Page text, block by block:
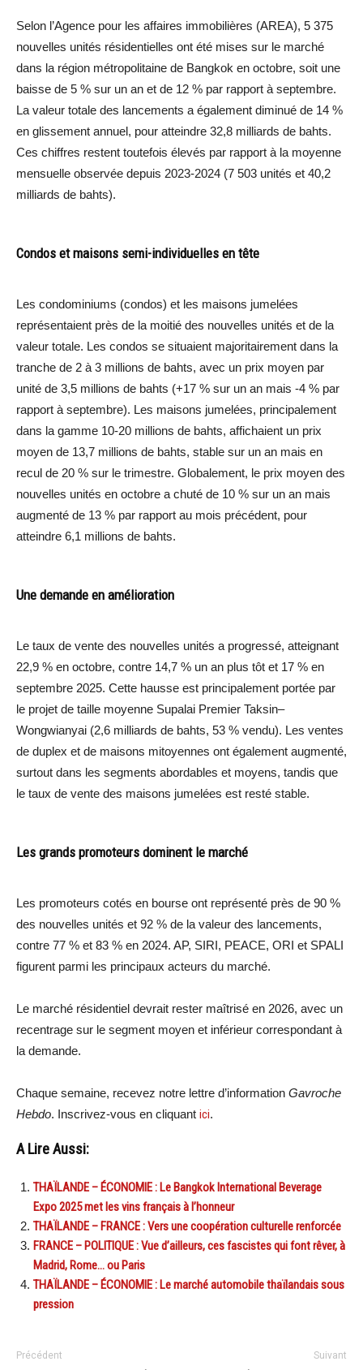
Selon l’Agence pour les affaires immobilières (AREA), 5 375
nouvelles unités résidentielles ont été mises sur le marché
dans la région métropolitaine de Bangkok en octobre, soit une
baisse de 5 % sur un an et de 12 % par rapport à septembre.
La valeur totale des lancements a également diminué de 14 %
en glissement annuel, pour atteindre 32,8 milliards de bahts.
Ces chiffres restent toutefois élevés par rapport à la moyenne
mensuelle observée depuis 2023-2024 (7 503 unités et 40,2
milliards de bahts).
Condos et maisons semi-individuelles en tête
Les condominiums (condos) et les maisons jumelées
représentaient près de la moitié des nouvelles unités et de la
valeur totale. Les condos se situaient majoritairement dans la
tranche de 2 à 3 millions de bahts, avec un prix moyen par
unité de 3,5 millions de bahts (+17 % sur un an mais -4 % par
rapport à septembre). Les maisons jumelées, principalement
dans la gamme 10-20 millions de bahts, affichaient un prix
moyen de 13,7 millions de bahts, stable sur un an mais en
recul de 20 % sur le trimestre. Globalement, le prix moyen des
nouvelles unités en octobre a chuté de 10 % sur un an mais
augmenté de 13 % par rapport au mois précédent, pour
atteindre 6,1 millions de bahts.
Une demande en amélioration
Le taux de vente des nouvelles unités a progressé, atteignant
22,9 % en octobre, contre 14,7 % un an plus tôt et 17 % en
septembre 2025. Cette hausse est principalement portée par
le projet de taille moyenne Supalai Premier Taksin–
Wongwianyai (2,6 milliards de bahts, 53 % vendu). Les ventes
de duplex et de maisons mitoyennes ont également augmenté,
surtout dans les segments abordables et moyens, tandis que
le taux de vente des maisons jumelées est resté stable.
Les grands promoteurs dominent le marché
Les promoteurs cotés en bourse ont représenté près de 90 %
des nouvelles unités et 92 % de la valeur des lancements,
contre 77 % et 83 % en 2024. AP, SIRI, PEACE, ORI et SPALI
figurent parmi les principaux acteurs du marché.
Le marché résidentiel devrait rester maîtrisé en 2026, avec un
recentrage sur le segment moyen et inférieur correspondant à
la demande.
Chaque semaine, recevez notre lettre d’information Gavroche
Hebdo. Inscrivez-vous en cliquant ici.
A Lire Aussi:
THAÏLANDE – ÉCONOMIE : Le Bangkok International Beverage
Expo 2025 met les vins français à l’honneur
THAÏLANDE – FRANCE : Vers une coopération culturelle renforcée
FRANCE – POLITIQUE : Vue d’ailleurs, ces fascistes qui font rêver, à
Madrid, Rome… ou Paris
THAÏLANDE – ÉCONOMIE : Le marché automobile thaïlandais sous
pression
Précédent Suivant